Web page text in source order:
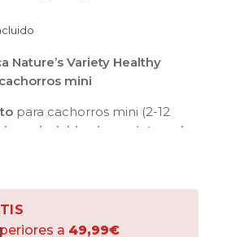
Nature’s Variety Healthy
mini
para cachorros mini (2-12
saludables (arroz integral y
proporcionan energía.
de pollo deshuesadacomo
fuente de fibra y minerales.
a 49,99€